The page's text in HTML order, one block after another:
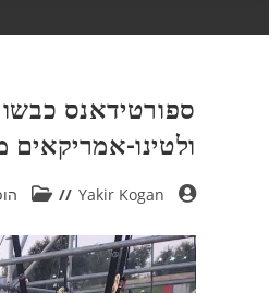
ספורטידאנס
ולטינו-אמריקאים
Yakir Kogan